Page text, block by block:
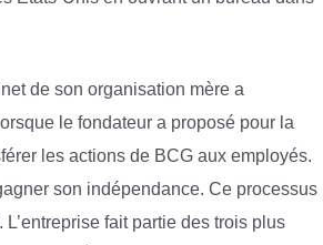
de son organisation mère a
le fondateur a proposé pour la
les actions de BCG aux employés.
son indépendance. Ce processus
L’entreprise fait partie des trois plus